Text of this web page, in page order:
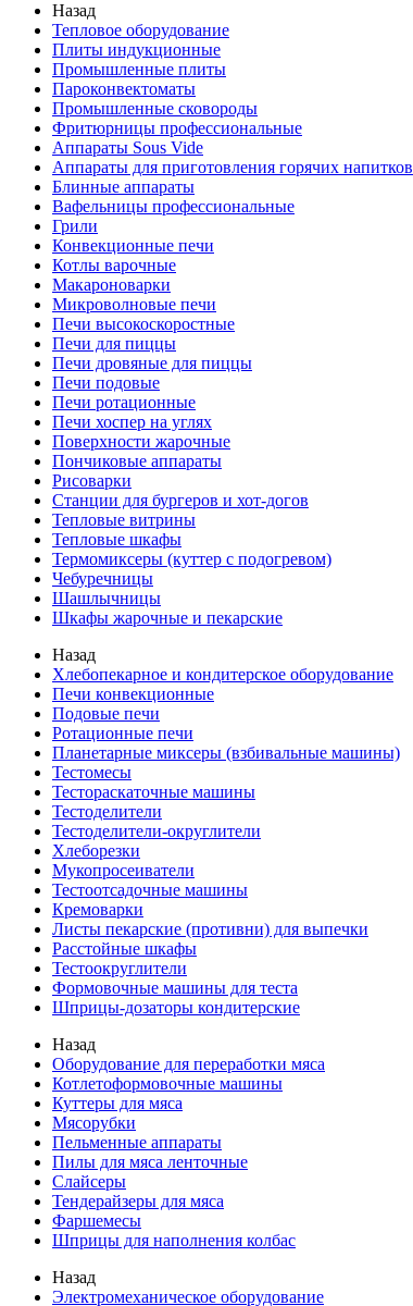
Назад
Тепловое оборудование
Плиты индукционные
Промышленные плиты
Пароконвектоматы
Промышленные сковороды
Фритюрницы профессиональные
Аппараты Sous Vide
Аппараты для приготовления горячих напитков
Блинные аппараты
Вафельницы профессиональные
Грили
Конвекционные печи
Котлы варочные
Макароноварки
Микроволновые печи
Печи высокоскоростные
Печи для пиццы
Печи дровяные для пиццы
Печи подовые
Печи ротационные
Печи хоспер на углях
Поверхности жарочные
Пончиковые аппараты
Рисоварки
Станции для бургеров и хот-догов
Тепловые витрины
Тепловые шкафы
Термомиксеры (куттер с подогревом)
Чебуречницы
Шашлычницы
Шкафы жарочные и пекарские
Назад
Хлебопекарное и кондитерское оборудование
Печи конвекционные
Подовые печи
Ротационные печи
Планетарные миксеры (взбивальные машины)
Тестомесы
Тестораскаточные машины
Тестоделители
Тестоделители-округлители
Хлеборезки
Мукопросеиватели
Тестоотсадочные машины
Кремоварки
Листы пекарские (противни) для выпечки
Расстойные шкафы
Тестоокруглители
Формовочные машины для теста
Шприцы-дозаторы кондитерские
Назад
Оборудование для переработки мяса
Котлетоформовочные машины
Куттеры для мяса
Мясорубки
Пельменные аппараты
Пилы для мяса ленточные
Слайсеры
Тендерайзеры для мяса
Фаршемесы
Шприцы для наполнения колбас
Назад
Электромеханическое оборудование